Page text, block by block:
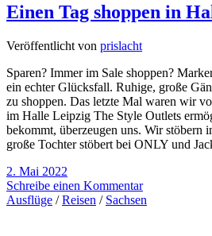
Einen Tag shoppen in
Veröffentlicht von prislacht
Sparen? Immer im Sale shoppen?
ein echter Glücksfall. Ruhige, große
zu shoppen. Das letzte Mal waren wir
im Halle Leipzig The Style Outlets
bekommt, überzeugen uns. Wir stöbern
große Tochter stöbert bei ONLY und
2. Mai 2022
Schreibe einen Kommentar
Ausflüge /Reisen / Sachsen